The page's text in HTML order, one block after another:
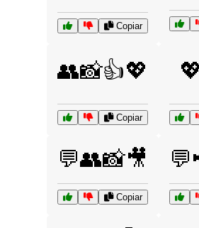
Copiar
👥📸👍💖
Copiar
💬👥📸🎥
Copiar